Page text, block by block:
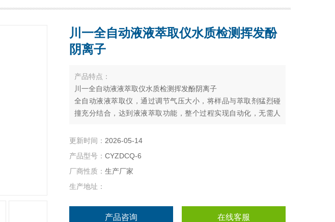
川一全自动液液萃取仪水质检测挥发酚
阴离子
产品特点：
川一全自动液液萃取仪水质检测挥发酚阴离子
全自动液液萃取仪，通过调节气压大小，将样品与萃取剂猛烈碰
撞充分结合，达到液液萃取功能，整个过程实现自动化，无需人
操作功能，简单方便，自动排废气废液都有过滤功能，减少了样
于石油化工，生物制药，环保及冶金食品等行业领域。
更新时间： 2026-05-14
产品型号： CYZDCQ-6
厂商性质： 生产厂家
生产地址：
产品咨询 在线客服